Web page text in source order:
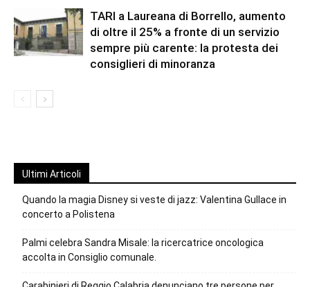
TARI a Laureana di Borrello, aumento
di oltre il 25% a fronte di un servizio
sempre più carente: la protesta dei
consiglieri di minoranza
Ultimi Articoli
Quando la magia Disney si veste di jazz: Valentina Gullace in
concerto a Polistena
Palmi celebra Sandra Misale: la ricercatrice oncologica
accolta in Consiglio comunale.